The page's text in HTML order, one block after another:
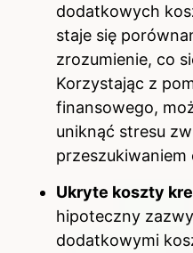
dodatkowych
staje się
zrozumienie, co
Korzystając z
finansowego,
uniknąć stresu
przeszukiwaniem
Ukryte koszty
hipoteczny
dodatkowymi